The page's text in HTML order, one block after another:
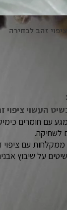
העשוי ציפוי
עם חומרים
לשחיקה.
עם ציפוי
על שיבוץ